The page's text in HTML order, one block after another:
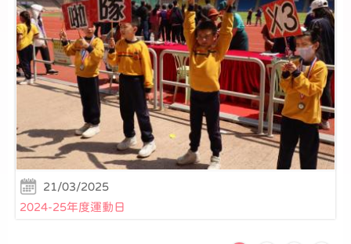
21/03/2025
2024-25年度運動日